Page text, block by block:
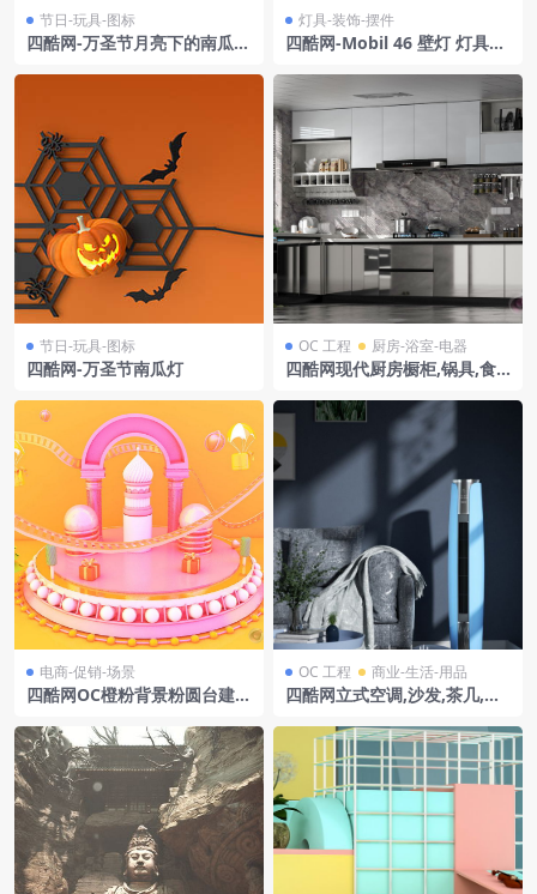
节日-玩具-图标
四酷网-万圣节月亮下的南瓜头
灯具-装饰-摆件
四酷网-Mobil 46 壁灯 灯具3D
节日-玩具-图标
四酷网-万圣节南瓜灯
OC 工程 厨房-浴室-电器
四酷网现代厨房橱柜,锅具,食
电商-促销-场景
四酷网OC橙粉背景粉圆台建筑
OC 工程 商业-生活-用品
四酷网立式空调,沙发,茶几,装